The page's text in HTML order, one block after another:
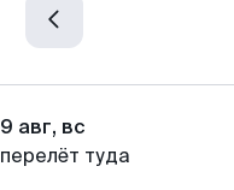
9 авг, вс
перелёт туда